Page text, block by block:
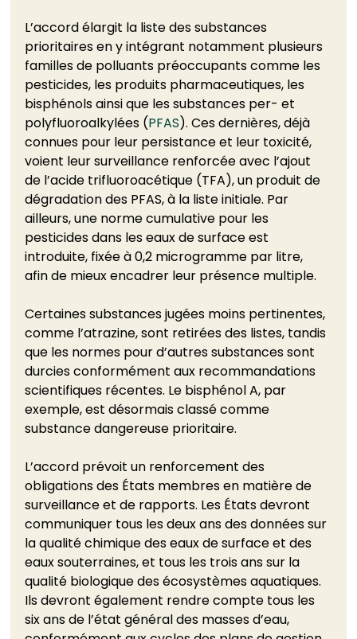
L’accord élargit la liste des substances
prioritaires en y intégrant notamment plusieurs
familles de polluants préoccupants comme les
pesticides, les produits pharmaceutiques, les
bisphénols ainsi que les substances per- et
polyfluoroalkylées (PFAS). Ces dernières, déjà
connues pour leur persistance et leur toxicité,
voient leur surveillance renforcée avec l’ajout
de l’acide trifluoroacétique (TFA), un produit de
dégradation des PFAS, à la liste initiale. Par
ailleurs, une norme cumulative pour les
pesticides dans les eaux de surface est
introduite, fixée à 0,2 microgramme par litre,
afin de mieux encadrer leur présence multiple.
Certaines substances jugées moins pertinentes,
comme l’atrazine, sont retirées des listes, tandis
que les normes pour d’autres substances sont
durcies conformément aux recommandations
scientifiques récentes. Le bisphénol A, par
exemple, est désormais classé comme
substance dangereuse prioritaire.
L’accord prévoit un renforcement des
obligations des États membres en matière de
surveillance et de rapports. Les États devront
communiquer tous les deux ans des données sur
la qualité chimique des eaux de surface et des
eaux souterraines, et tous les trois ans sur la
qualité biologique des écosystèmes aquatiques.
Ils devront également rendre compte tous les
six ans de l’état général des masses d’eau,